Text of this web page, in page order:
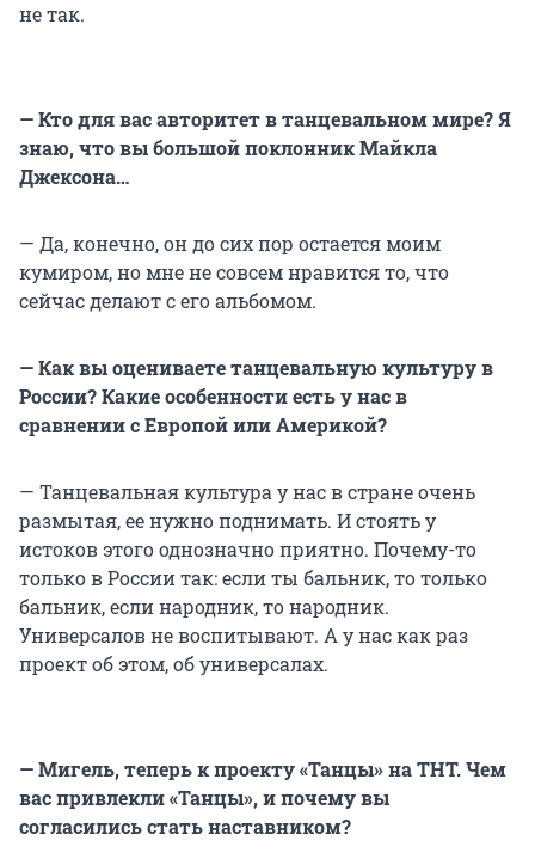
не так.
— Кто для вас авторитет в танцевальном мире? Я
знаю, что вы большой поклонник Майкла
Джексона…
— Да, конечно, он до сих пор остается моим
кумиром, но мне не совсем нравится то, что
сейчас делают с его альбомом.
— Как вы оцениваете танцевальную культуру в
России? Какие особенности есть у нас в
сравнении с Европой или Америкой?
— Танцевальная культура у нас в стране очень
размытая, ее нужно поднимать. И стоять у
истоков этого однозначно приятно. Почему-то
только в России так: если ты бальник, то только
бальник, если народник, то народник.
Универсалов не воспитывают. А у нас как раз
проект об этом, об универсалах.
— Мигель, теперь к проекту «Танцы» на ТНТ. Чем
вас привлекли «Танцы», и почему вы
согласились стать наставником?